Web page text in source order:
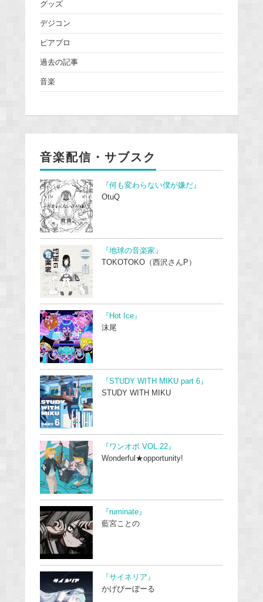
グッズ
デジコン
ピアプロ
過去の記事
音楽
音楽配信・サブスク
『何も変わらない僕が嫌だ』
OtuQ
『地球の音楽家』
TOKOTOKO（西沢さんP）
『Hot Ice』
沫尾
『STUDY WITH MIKU part 6』
STUDY WITH MIKU
『ワンオポ VOL.22』
Wonderful★opportunity!
『ruminate』
藍宮ことの
『サイネリア』
かげぴーぼーる